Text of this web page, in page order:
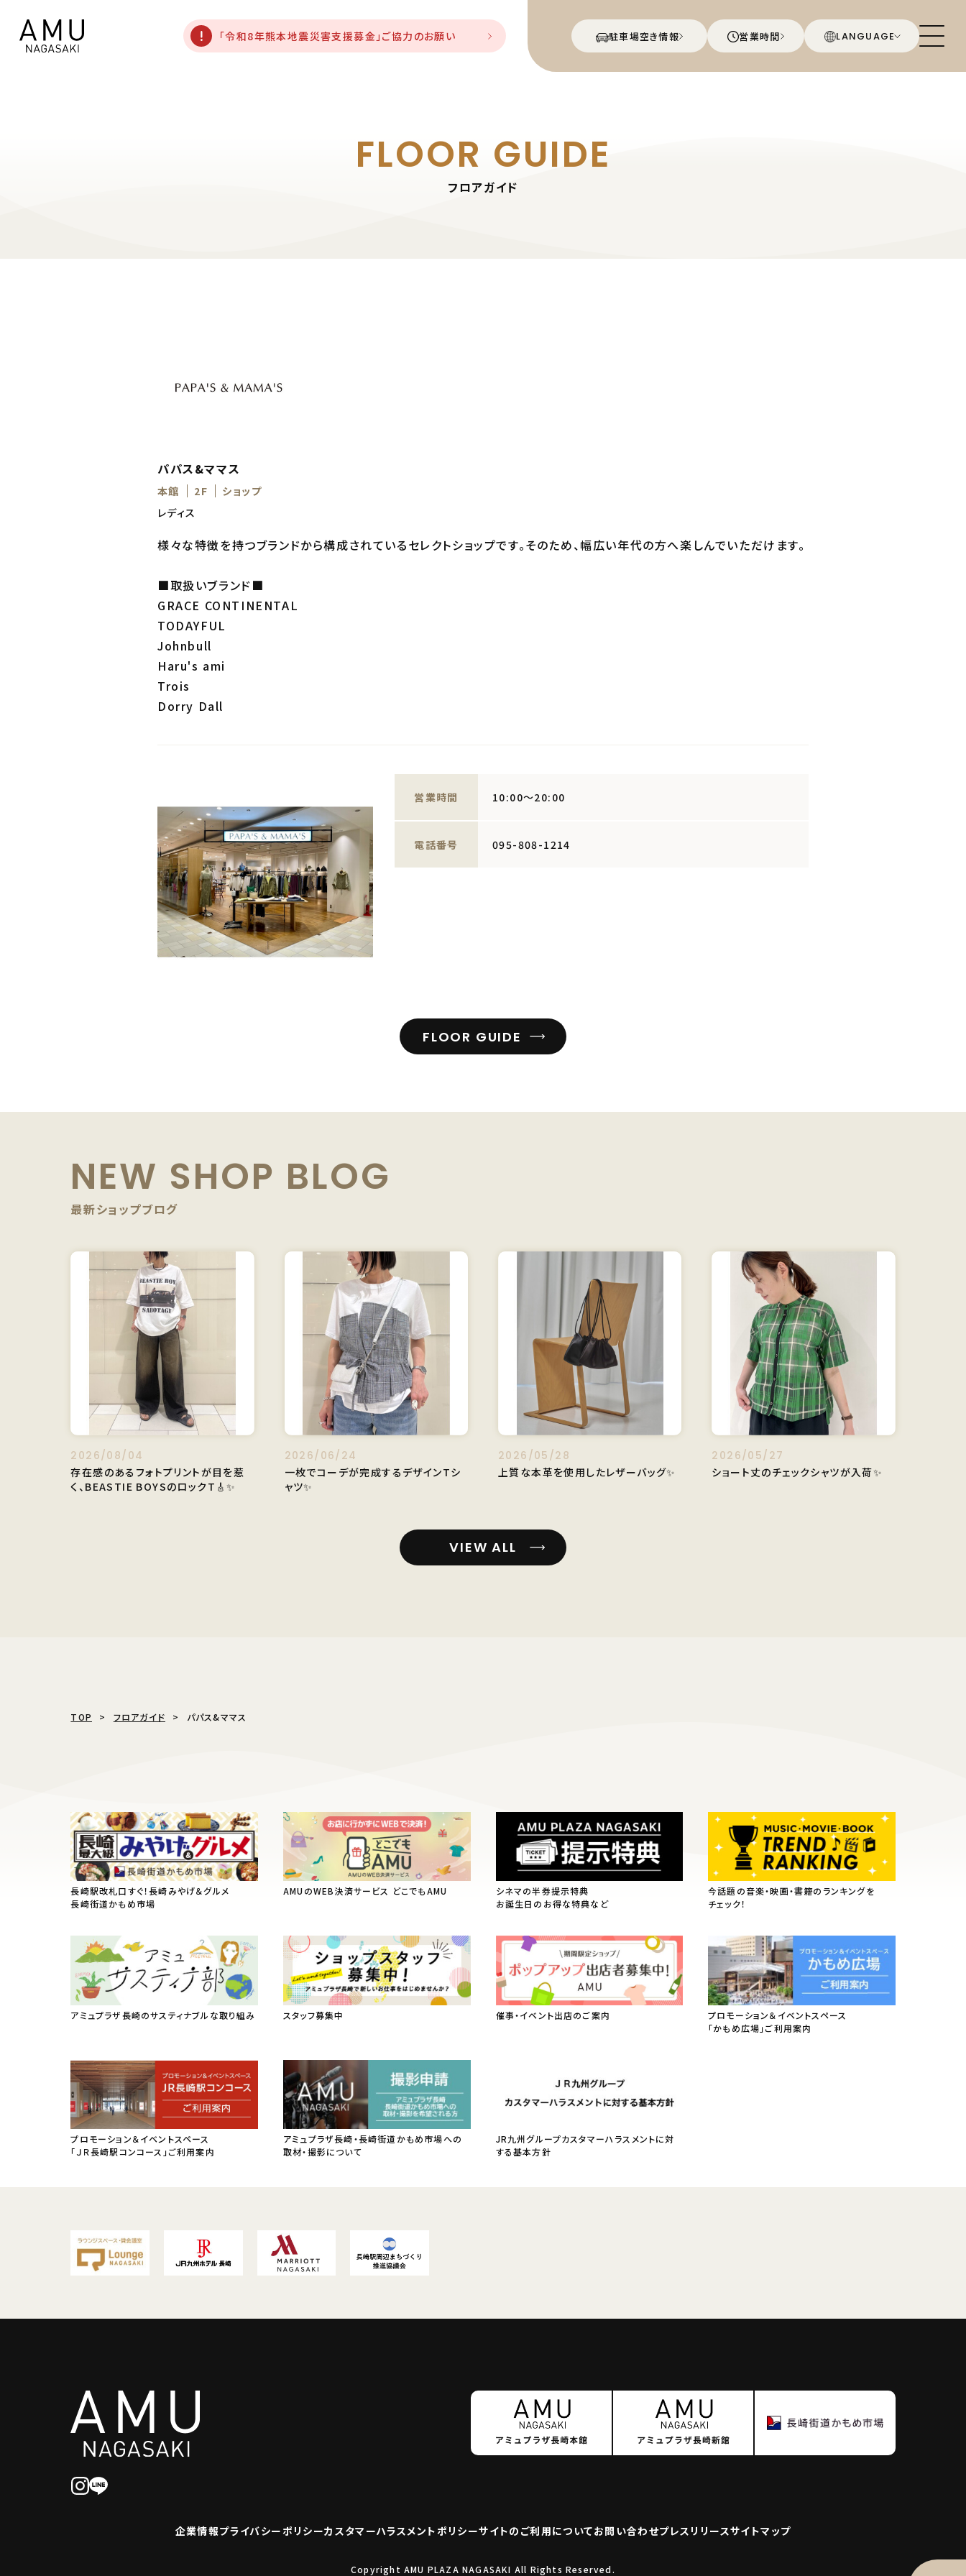
駐車場空き情報 営業時間 LANGUAGE
「令和8年熊本地震災害支援募金」ご協力のお願い
FLOOR GUIDE
フロアガイド
パパス&ママス
本館 2F
ショップ
レディス
様々な特徴を持つブランドから構成されているセレクトショップです。そのため、幅広い年代の方へ楽しんでいただけます。
■取扱いブランド■
GRACE CONTINENTAL
TODAYFUL
Johnbull
Haru's ami
Trois
Dorry Dall
営業時間 10:00～20:00
電話番号 095-808-1214
FLOOR GUIDE
NEW SHOP BLOG
最新ショップブログ
2026/08/04
存在感のあるフォトプリントが目を惹
く、BEASTIE BOYSのロックT🎸✨️
2026/06/24
一枚でコーデが完成するデザインTシ
ャツ✨️
2026/05/28
上質な本革を使用したレザーバッグ✨️
2026/05/27
ショート丈のチェックシャツが入荷✨️
VIEW ALL
TOP フロアガイド パパス&ママス
長崎駅改札口すぐ！長崎みやげ＆グルメ
長崎街道かもめ市場
AMUのWEB決済サービス どこでもAMU
シネマの半券提示特典
お誕生日のお得な特典など
今話題の音楽・映画・書籍のランキングを
チェック！
アミュプラザ長崎のサスティナブルな取り組み スタッフ募集中 催事・イベント出店のご案内
プロモーション＆イベントスペース
「かもめ広場」ご利用案内
プロモーション＆イベントスペース
「ＪＲ長崎駅コンコース」ご利用案内
アミュプラザ長崎・長崎街道かもめ市場への
取材・撮影について
JR九州グループカスタマーハラスメントに対
する基本方針
企業情報プライバシーポリシーカスタマーハラスメントポリシーサイトのご利用についてお問い合わせプレスリリースサイトマップ
Copyright AMU PLAZA NAGASAKI All Rights Reserved.